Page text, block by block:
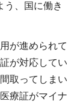
う、国に働き
が進められて
が対応してい
取ってしまい
療証がマイナ